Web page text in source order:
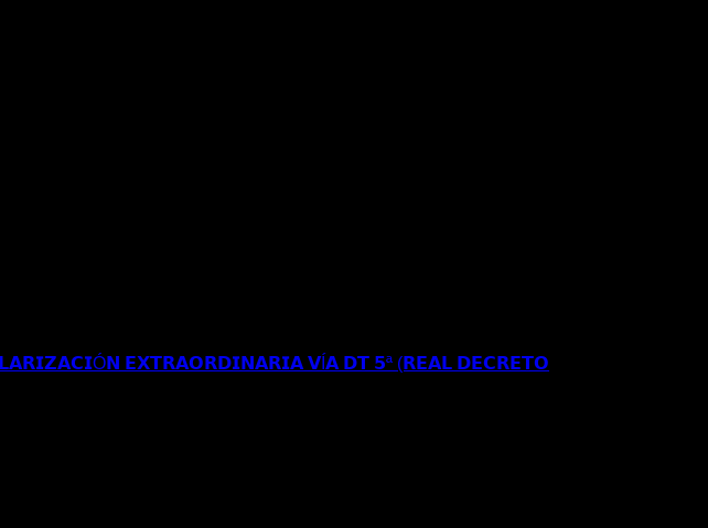
𝗘𝗫𝗧𝗥𝗔𝗢𝗥𝗗𝗜𝗡𝗔𝗥𝗜𝗔 𝗩Í𝗔 𝗗𝗧 𝟱ª (𝗥𝗘𝗔𝗟 𝗗𝗘𝗖𝗥𝗘𝗧𝗢